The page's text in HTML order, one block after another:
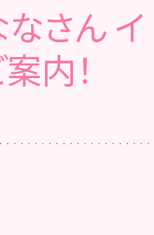
さん イ
内！